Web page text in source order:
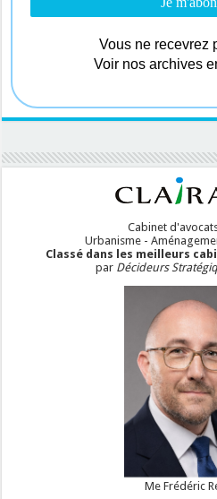
Vous ne recevrez
Voir nos archives
Cabinet
Urbanisme -
Classé dans les meilleurs
par Décideurs
Me Frédéric